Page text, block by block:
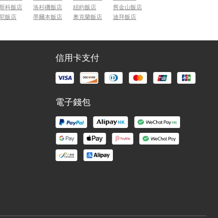
科飯店
洛杉磯飯店 紐約飯店
舊金山飯店
飯店
墨爾本飯店 奧克蘭飯店 迪拜飯店
信用卡支付
電子錢包